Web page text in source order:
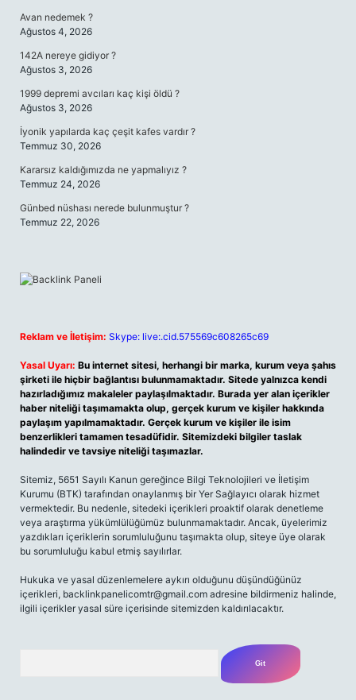
Avan nedemek ?
Ağustos 4, 2026
142A nereye gidiyor ?
Ağustos 3, 2026
1999 depremi avcıları kaç kişi öldü ?
Ağustos 3, 2026
İyonik yapılarda kaç çeşit kafes vardır ?
Temmuz 30, 2026
Kararsız kaldığımızda ne yapmalıyız ?
Temmuz 24, 2026
Günbed nüshası nerede bulunmuştur ?
Temmuz 22, 2026
Reklam ve İletişim: Skype: live:.cid.575569c608265c69
Yasal Uyarı: Bu internet sitesi, herhangi bir marka, kurum veya şahıs
şirketi ile hiçbir bağlantısı bulunmamaktadır. Sitede yalnızca kendi
hazırladığımız makaleler paylaşılmaktadır. Burada yer alan içerikler
haber niteliği taşımamakta olup, gerçek kurum ve kişiler hakkında
paylaşım yapılmamaktadır. Gerçek kurum ve kişiler ile isim
benzerlikleri tamamen tesadüfidir. Sitemizdeki bilgiler taslak
halindedir ve tavsiye niteliği taşımazlar.
Sitemiz, 5651 Sayılı Kanun gereğince Bilgi Teknolojileri ve İletişim
Kurumu (BTK) tarafından onaylanmış bir Yer Sağlayıcı olarak hizmet
vermektedir. Bu nedenle, sitedeki içerikleri proaktif olarak denetleme
veya araştırma yükümlülüğümüz bulunmamaktadır. Ancak, üyelerimiz
yazdıkları içeriklerin sorumluluğunu taşımakta olup, siteye üye olarak
bu sorumluluğu kabul etmiş sayılırlar.
Hukuka ve yasal düzenlemelere aykırı olduğunu düşündüğünüz
içerikleri, backlinkpanelicomtr@gmail.com adresine bildirmeniz halinde,
ilgili içerikler yasal süre içerisinde sitemizden kaldırılacaktır.